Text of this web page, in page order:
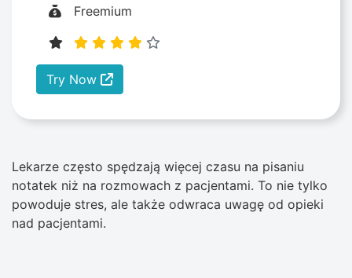
Freemium
Try Now
Lekarze często spędzają więcej czasu na pisaniu
notatek niż na rozmowach z pacjentami. To nie tylko
powoduje stres, ale także odwraca uwagę od opieki
nad pacjentami.